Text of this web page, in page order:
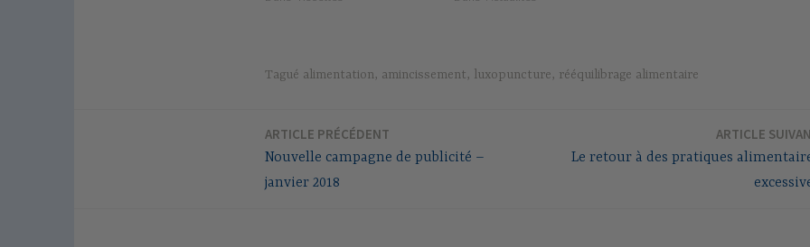
Tagué alimentation, amincissement, luxopuncture, rééquilibrage alimentaire
ARTICLE PRÉCÉDENT
Nouvelle campagne de publicité –
janvier 2018
ARTICLE
Le retour à des pratiques